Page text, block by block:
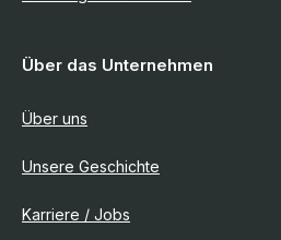
Über das Unternehmen
Über uns
Unsere Geschichte
Karriere / Jobs